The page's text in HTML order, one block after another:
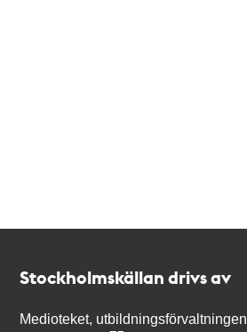
Stockholmskällan drivs av
Medioteket, utbildningsförvaltningen